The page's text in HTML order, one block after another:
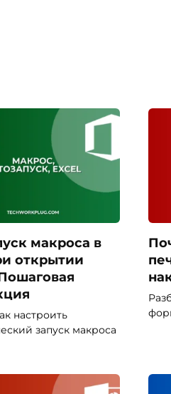
макроса в
открытии
настроить
запуск макроса